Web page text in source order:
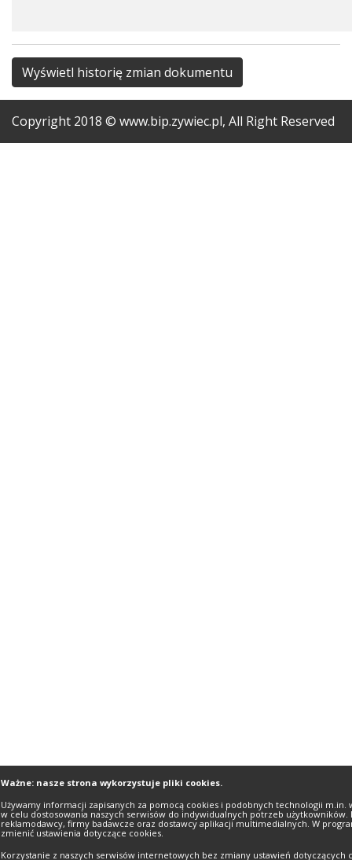
Wyświetl historię zmian dokumentu
Copyright 2018 © www.bip.zywiec.pl, All Right Reserved
Ważne: nasze strona wykorzystuje pliki cookies.
Używamy informacji zapisanych za pomocą cookies i podobnych technologii
w celu dostosowania naszych serwisów do indywidualnych potrzeb użytkowników.
reklamodawcy, firmy badawcze oraz dostawcy aplikacji multimedialnych. W
zmienić ustawienia dotyczące cookies.
Korzystanie z naszych serwisów internetowych bez zmiany ustawień dotyczących